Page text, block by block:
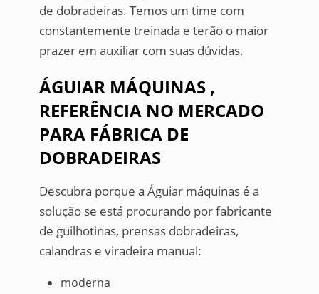
de dobradeiras. Temos um time com
constantemente treinada e terão o maior
prazer em auxiliar com suas dúvidas.
ÁGUIAR MÁQUINAS ,
REFERÊNCIA NO MERCADO
PARA FÁBRICA DE
DOBRADEIRAS
Descubra porque a Águiar máquinas é a
solução se está procurando por fabricante
de guilhotinas, prensas dobradeiras,
calandras e viradeira manual:
moderna